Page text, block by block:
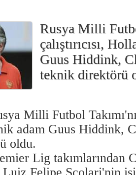
Rusya Milli
çalıştırıcısı,
Guus Hiddink,
teknik direktörü
Milli Futbol Takımı'nın
adam Guus Hiddink,
oldu.
Lig takımlarından